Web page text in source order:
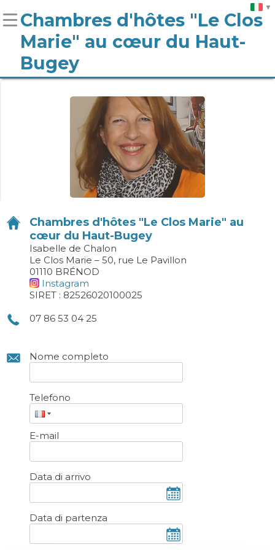
Chambres d'hôtes "Le Clos
Marie" au cœur du Haut-
Bugey
Chambres d'hôtes "Le Clos Marie" au
cœur du Haut-Bugey
Isabelle de Chalon
Le Clos Marie – 50, rue Le Pavillon
01110 BRÉNOD
Instagram
SIRET : 82526020100025
07 86 53 04 25
Nome completo
Telefono
E-mail
Data di arrivo
Data di partenza